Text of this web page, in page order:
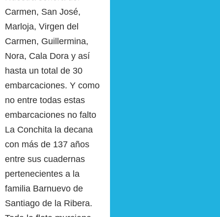
Carmen, San José,
Marloja, Virgen del
Carmen, Guillermina,
Nora, Cala Dora y así
hasta un total de 30
embarcaciones. Y como
no entre todas estas
embarcaciones no falto
La Conchita la decana
con más de 137 años
entre sus cuadernas
pertenecientes a la
familia Barnuevo de
Santiago de la Ribera.